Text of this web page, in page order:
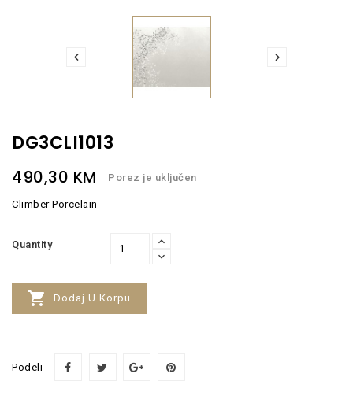
 
DG3CLI1013
490,30 KM Porez je uključen
Climber Porcelain
Quantity
 Dodaj U Korpu
Podeli